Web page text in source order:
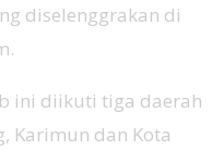
diselenggrakan di
ini diikuti tiga daerah
Karimun dan Kota